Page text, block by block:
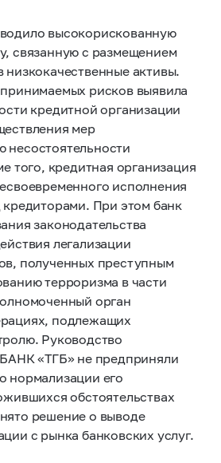
высокорискованную
связанную с размещением
активы.
рисков выявила
кредитной организации
мер
того, кредитная организация
исполнения
кредиторами. При этом банк
законодательства
легализации
полученных преступным
терроризма в части
орган
подлежащих
Руководство
«ТГБ» не предприняли
нормализации его
обстоятельствах
решение о выводе
с рынка банковских услуг.